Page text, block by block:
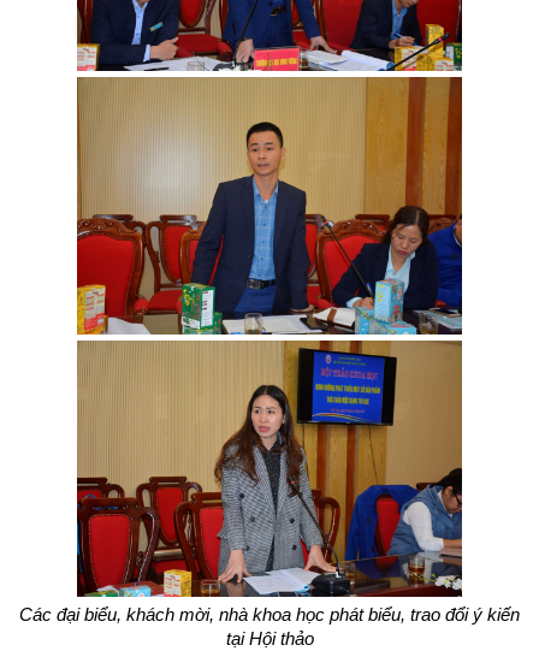
Các đại biểu, khách mời, nhà khoa học phát biểu, trao đổi ý kiến
tại Hội thảo